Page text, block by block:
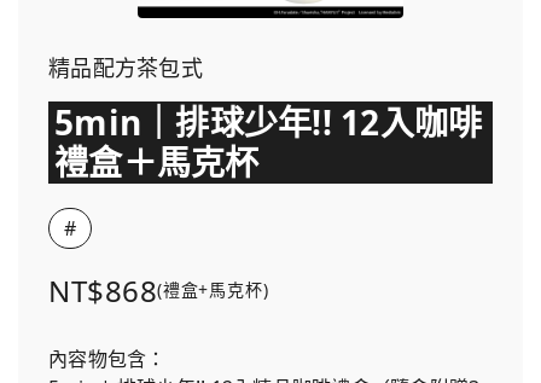
精品配方茶包式
5min｜排球少年!! 12入咖啡
禮盒＋馬克杯
#
NT$868(禮盒+馬克杯)
內容物包含：